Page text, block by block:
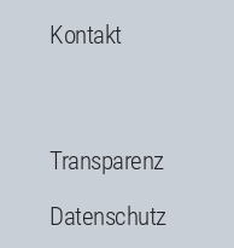
Kontakt
Transparenz
Datenschutz